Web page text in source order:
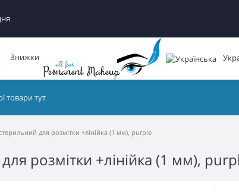
Знижки
для розмітки +лінійка (1 мм), purple
розмітки +лінійка (1 мм),